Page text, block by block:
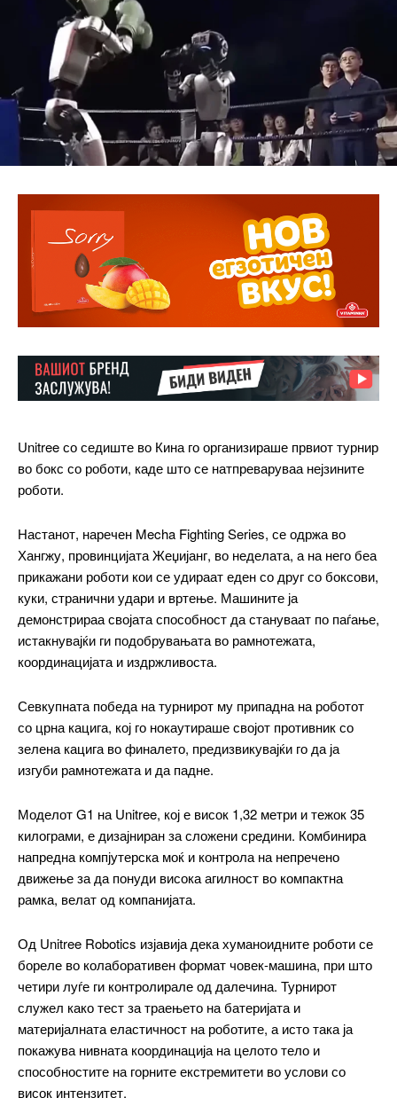
━ pricing plans
Free
бесплатно
Unitree со седиште во Кина го организираше првиот турнир
во бокс со роботи, каде што се натпреваруваа нејзините
роботи.
Настанот, наречен Mecha Fighting Series, се одржа во
Хангжу, провинцијата Жеџијанг, во неделата, а на него беа
прикажани роботи кои се удираат еден со друг со боксови,
куки, странични удари и вртење. Машините ја
демонстрираа својата способност да стануваат по паѓање,
истакнувајќи ги подобрувањата во рамнотежата,
координацијата и издржливоста.
Севкупната победа на турнирот му припадна на роботот
со црна кацига, кој го нокаутираше својот противник со
зелена кацига во финалето, предизвикувајќи го да ја
изгуби рамнотежата и да падне.
Моделот G1 на Unitree, кој е висок 1,32 метри и тежок 35
килограми, е дизајниран за сложени средини. Комбинира
напредна компјутерска моќ и контрола на непречено
движење за да понуди висока агилност во компактна
рамка, велат од компанијата.
Од Unitree Robotics изјавија дека хуманоидните роботи се
бореле во колаборативен формат човек-машина, при што
четири луѓе ги контролирале од далечина. Турнирот
служел како тест за траењето на батеријата и
материјалната еластичност на роботите, а исто така ја
покажува нивната координација на целото тело и
способностите на горните екстремитети во услови со
висок интензитет.